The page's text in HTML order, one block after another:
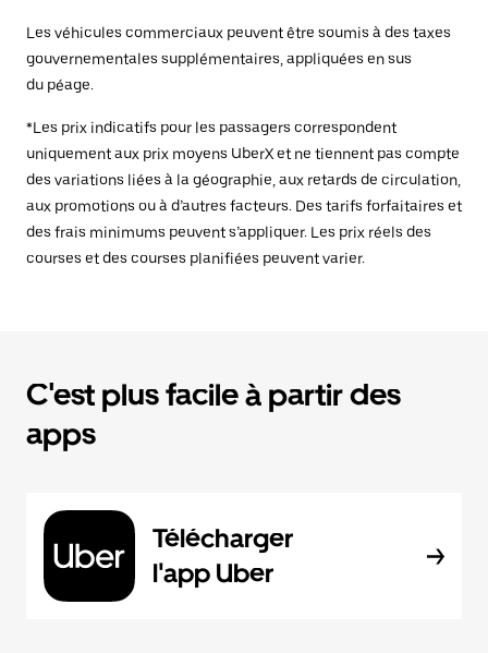
Les véhicules commerciaux peuvent être soumis à des taxes
gouvernementales supplémentaires, appliquées en sus
du péage.
*Les prix indicatifs pour les passagers correspondent
uniquement aux prix moyens UberX et ne tiennent pas compte
des variations liées à la géographie, aux retards de circulation,
aux promotions ou à d’autres facteurs. Des tarifs forfaitaires et
des frais minimums peuvent s’appliquer. Les prix réels des
courses et des courses planifiées peuvent varier.
C'est plus facile à partir des
apps
Télécharger
l'app Uber